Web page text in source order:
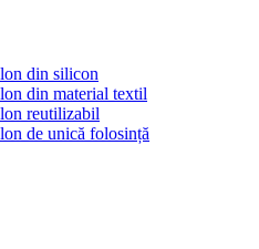
din silicon
din material textil
reutilizabil
de unică folosință